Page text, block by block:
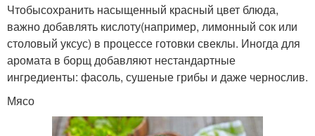
Чтобысохранить насыщенный красный цвет блюда,
важно добавлять кислоту(например, лимонный сок или
столовый уксус) в процессе готовки свеклы. Иногда для
аромата в борщ добавляют нестандартные
ингредиенты: фасоль, сушеные грибы и даже чернослив.
Мясо